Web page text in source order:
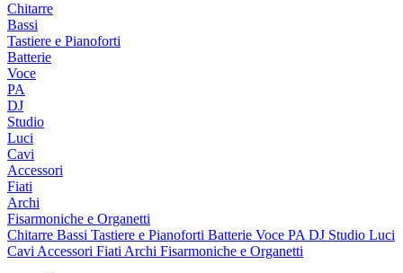
Chitarre
Bassi
Tastiere e Pianoforti
Batterie
Voce
PA
DJ
Studio
Luci
Cavi
Accessori
Fiati
Archi
Fisarmoniche e Organetti
Chitarre Bassi Tastiere e Pianoforti Batterie Voce PA DJ Studio Luci
Cavi Accessori Fiati Archi Fisarmoniche e Organetti